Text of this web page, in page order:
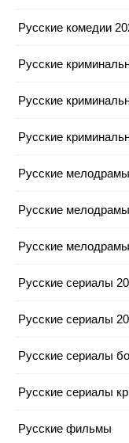
Русские комедии
Русские
Русские
Русские
Русские мелодрамы
Русские
Русские
Русские сериалы
Русские сериалы
Русские сериалы
Русские сериалы
Русские фильмы